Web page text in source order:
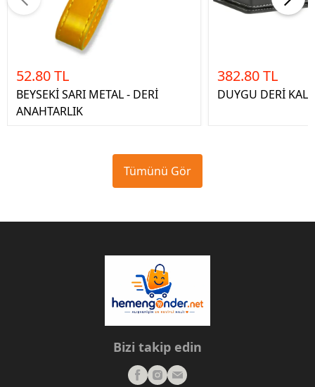
52.80 TL
BEYSEKİ SARI METAL - DERİ
ANAHTARLIK
382.80 TL
DUYGU DERİ
Tümünü Gör
Bizi takip edin